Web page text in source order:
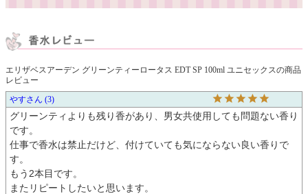
エリザベスアーデン グリーンティーロータス EDT SP 100ml ユニセックスの商品
レビュー
やす
3
グリーンティよりも残り香があり、男女共使用しても問題ない香り
です。
仕事で香水は禁止だけど、付けていても気にならない良い香りで
す。
もう2本目です。
またリピートしたいと思います。